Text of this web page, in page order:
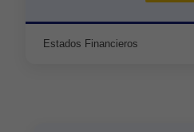
Estados Financieros